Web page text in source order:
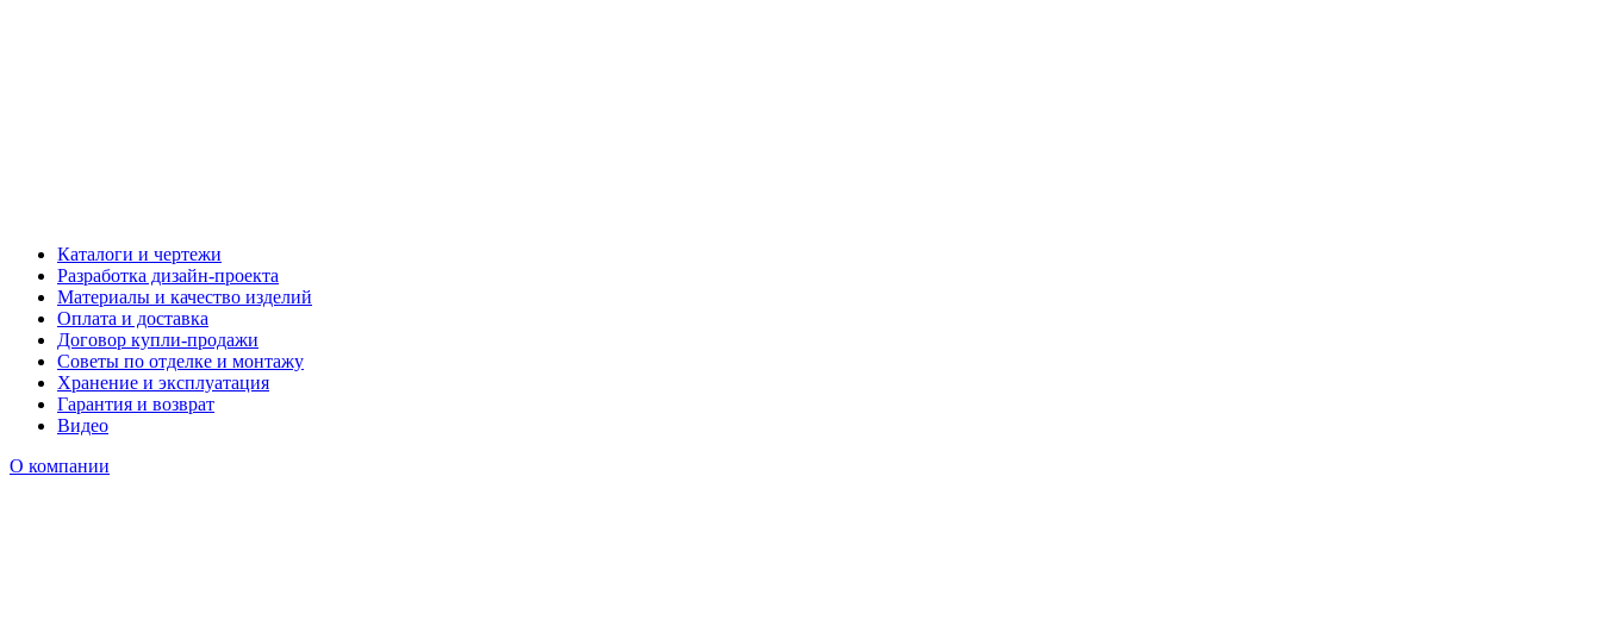
Каталоги и чертежи
Разработка дизайн-проекта
Материалы и качество изделий
Оплата и доставка
Договор купли-продажи
Советы по отделке и монтажу
Хранение и эксплуатация
Гарантия и возврат
Видео
О компании